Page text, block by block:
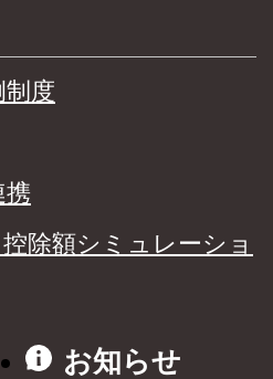
度
携
除額シミュレーショ
お知らせ